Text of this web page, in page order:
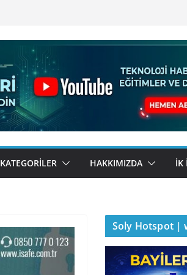
KATEGORILER HAKKIMIZDA İK
Soly Hotspot |